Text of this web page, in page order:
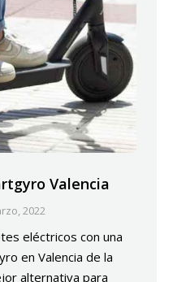
Valencia
2022
eléctricos con una
en Valencia de la
alternativa para